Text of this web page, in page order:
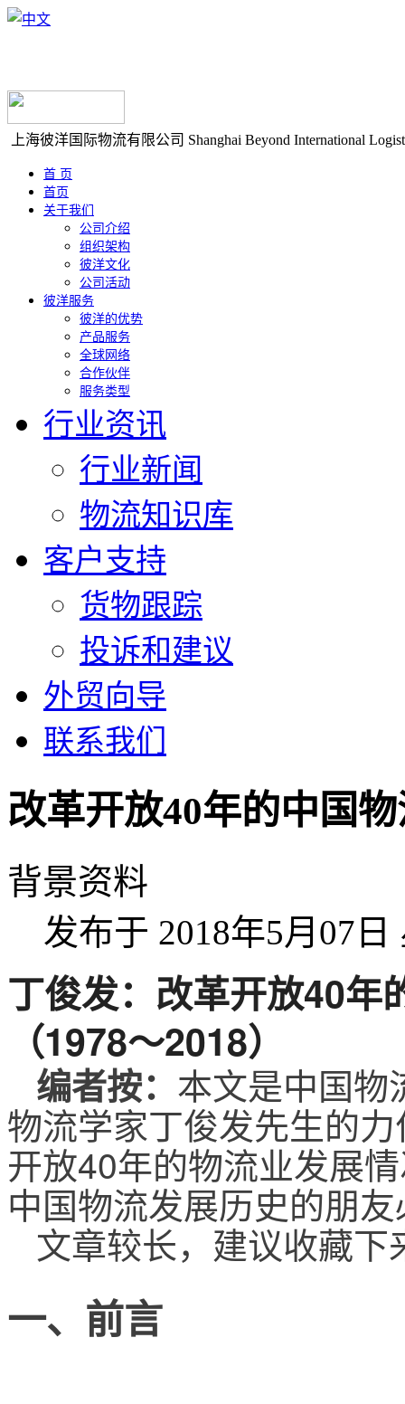
上海彼洋国际物流有限公司 Shanghai Beyond International
首 页
首页
关于我们
公司介绍
组织架构
彼洋文化
公司活动
彼洋服务
彼洋的优势
产品服务
全球网络
合作伙伴
服务类型
行业资讯
行业新闻
物流知识库
客户支持
货物跟踪
投诉和建议
外贸向导
联系我们
改革开放40年的中国
背景资料
发布于 2018年5月07日
丁俊发：改革开放40年
（1978～2018）
编者按： 本文是中国物
物流学家丁俊发先生的
开放40年的物流业发展
中国物流发展历史的朋
文章较长，建议收藏
一、前言